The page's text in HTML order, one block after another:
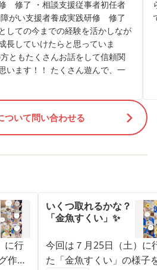
修了 ・相談支援従事者初任者
がい支援者養成実践研修 修了
しての今までの経験を活かしなが
長していけたらと思っていま
ともたくさんお話をして信頼関
います！！ たくさん遊んで、一
ついて問い合わせる
に行
作
いくつ取れるかな？
「金魚すくい」✨
今回は７月25日（土）に
た「金魚すくい」の様子